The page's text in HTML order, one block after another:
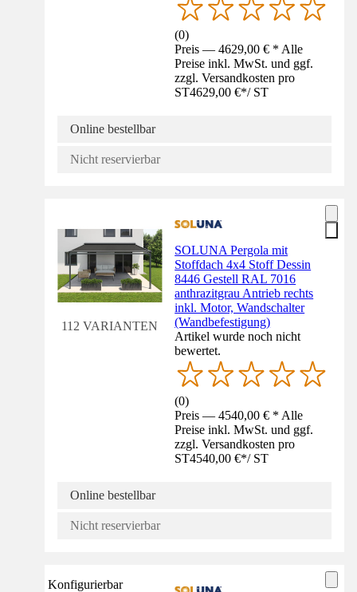
(0)
Preis — 4629,00 € * Alle
Preise inkl. MwSt. und ggf.
zzgl. Versandkosten pro
ST4629,00 €*/ ST
Online bestellbar
Nicht reservierbar
112 VARIANTEN
SOLUNA Pergola mit
Stoffdach 4x4 Stoff Dessin
8446 Gestell RAL 7016
anthrazitgrau Antrieb rechts
inkl. Motor, Wandschalter
(Wandbefestigung)
Artikel wurde noch nicht
bewertet.
(0)
Preis — 4540,00 € * Alle
Preise inkl. MwSt. und ggf.
zzgl. Versandkosten pro
ST4540,00 €*/ ST
Online bestellbar
Nicht reservierbar
Konfigurierbar